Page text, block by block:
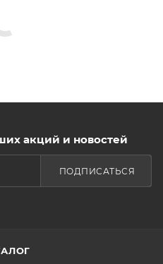
акций и новостей
ПОДПИСАТЬСЯ